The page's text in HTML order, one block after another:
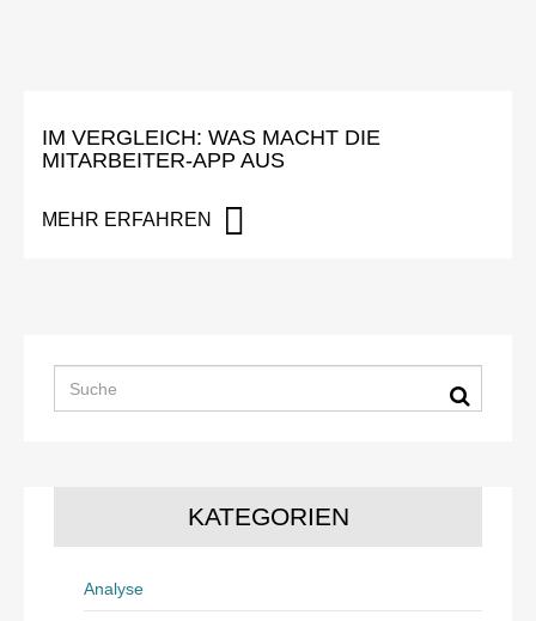
IM VERGLEICH: WAS MACHT DIE
MITARBEITER-APP AUS
MEHR ERFAHREN
KATEGORIEN
Analyse